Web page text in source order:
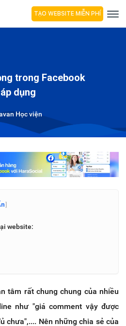
TẠO WEBSITE MIỄN PHÍ
trong Facebook
dụng
Học viện
]
website:
tâm rất chung chung của nhiều
như "giá comment vậy được
chưa",.... Nên những chia sẻ của